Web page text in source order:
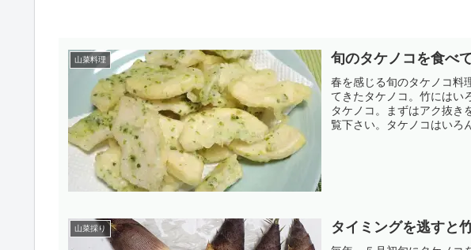
山菜料理 旬のタケノコを食べ
春を感じる旬のタケノコ
てきたタケノコ。竹にはい
タケノコ。まずはアク抜き
覧下さい。タケノコはいろ
山菜採り タイミングを逃すと